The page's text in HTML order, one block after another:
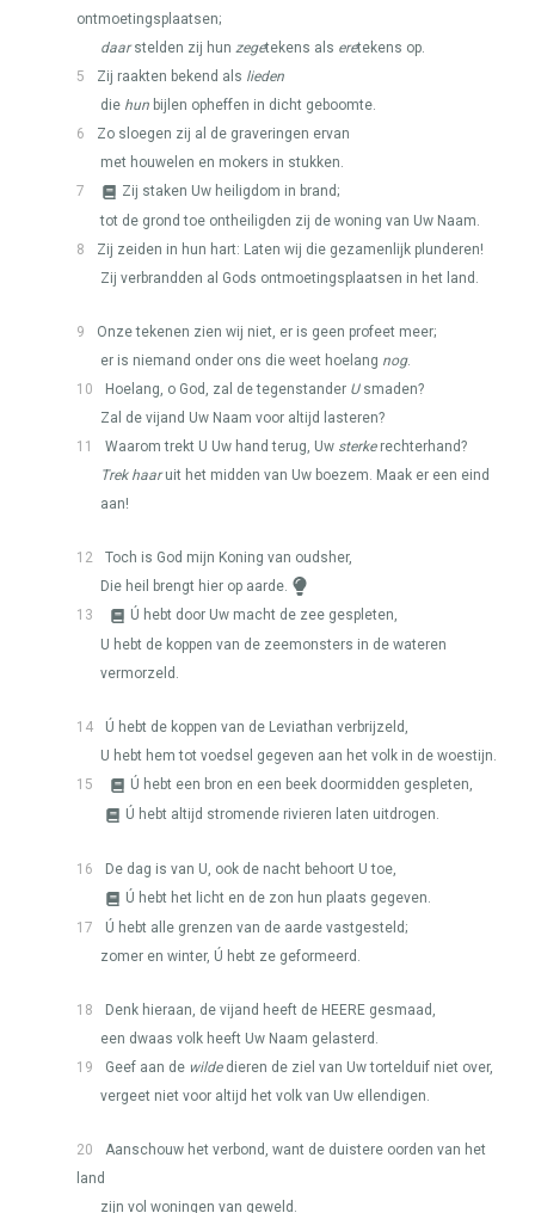
ontmoetingsplaatsen;
daarstelden zij hun zegetekens als eretekens op.
5
Zij raakten bekend als lieden
die hun bijlen opheffen in dicht geboomte.
6
Zo sloegen zij al de graveringen ervan
met houwelen en mokers in stukken.
7
Zij staken Uw heiligdom in brand;
tot de grond toe ontheiligden zij de woning van Uw Naam.
8
Zij zeiden in hun hart: Laten wij die gezamenlijk plunderen!
Zij verbrandden al Gods ontmoetingsplaatsen in het land.
9
Onze tekenen zien wij niet, er is geen profeet meer;
er is niemand onder ons die weet hoelang nog.
10
Hoelang, o God, zal de tegenstander Usmaden?
Zal de vijand Uw Naam voor altijd lasteren?
11
Waarom trekt U Uw hand terug, Uw sterkerechterhand?
Trek haaruit het midden van Uw boezem. Maak er een eind
aan!
12
Toch is God mijn Koning van oudsher,
Die heil brengt hier op aarde.
13
Ú hebt door Uw macht de zee gespleten,
U hebt de koppen van de zeemonsters in de wateren
vermorzeld.
14
Ú hebt de koppen van de Leviathan verbrijzeld,
U hebt hem tot voedsel gegeven aan het volk in de woestijn.
15
Ú hebt een bron en een beek doormidden gespleten,
Ú hebt altijd stromende rivieren laten uitdrogen.
16
De dag is van U, ook de nacht behoort U toe,
Ú hebt het licht en de zon hun plaats gegeven.
17
Ú hebt alle grenzen van de aarde vastgesteld;
zomer en winter, Ú hebt ze geformeerd.
18 Denk hieraan, de vijand heeft de HEERE gesmaad,
een dwaas volk heeft Uw Naam gelasterd.
19
Geef aan de wildedieren de ziel van Uw tortelduif niet over,
vergeet niet voor altijd het volk van Uw ellendigen.
20
Aanschouw het verbond, want de duistere oorden van het
land
zijn vol woningen van geweld.